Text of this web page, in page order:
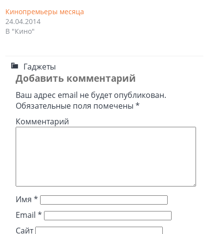
Кинопремьеры месяца
24.04.2014
В "Кино"
Гаджеты
Добавить комментарий
Ваш адрес email не будет опубликован.
Обязательные поля помечены*
Комментарий
Имя*
Email*
Сайт